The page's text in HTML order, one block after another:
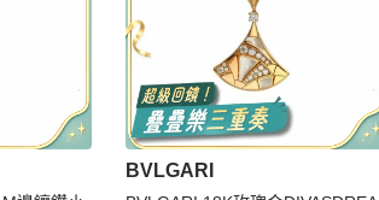
BVLGARI